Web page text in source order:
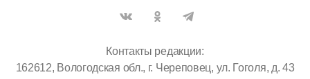
Контакты редакции:
162612, Вологодская обл., г. Череповец, ул. Гоголя, д. 43